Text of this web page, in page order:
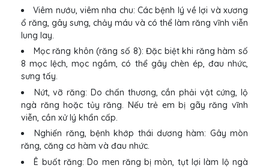
Viêm nướu, viêm nha chu: Các bệnh lý về lợi và xương
ổ răng, gây sưng, chảy máu và có thể làm răng vĩnh viễn
lung lay.
Mọc răng khôn (răng số 8): Đặc biệt khi răng hàm số
8 mọc lệch, mọc ngầm, có thể gây chèn ép, đau nhức,
sưng tấy.
Nứt, vỡ răng: Do chấn thương, cắn phải vật cứng, lộ
ngà răng hoặc tủy răng. Nếu trẻ em bị gãy răng vĩnh
viễn, cần xử lý khẩn cấp.
Nghiến răng, bệnh khớp thái dương hàm: Gây mòn
răng, căng cơ hàm và đau nhức.
Ê buốt răng: Do men răng bị mòn, tụt lợi làm lộ ngà